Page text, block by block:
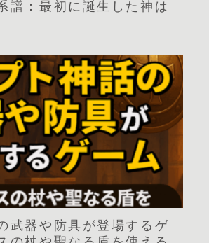
譜：最初に誕生した神は
武器や防具が登場するゲ